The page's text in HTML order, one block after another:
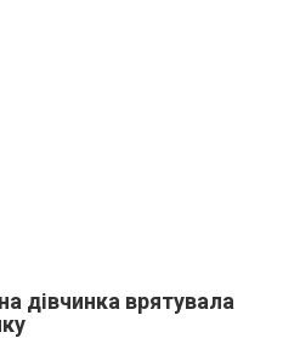
дівчинка врятувала